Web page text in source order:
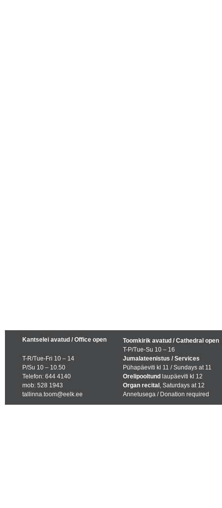
Kantselei avatud / Office open
T-R/Tue-Fri 10 – 14
P/Su 10 – 10.50
Telefon: 644 4140
mob: 528 1943
tallinna.toom@eelk.ee
Toomkirik avatud / Cathedral open
T-P/Tue-Su 10 – 16
Jumalateenistus / Services
Pühapäeviti kl 11 / Sundays at 11
Orelipooltund laupäeviti kl 12
Organ recital , Saturdays at 12
Annetusega / Donation required